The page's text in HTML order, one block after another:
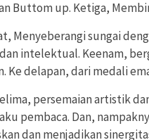
Buttom up. Ketiga,
Menyeberangi sungai
intelektual. Keenam,
Ke delapan, dari medali
persemaian artistik
pembaca. Dan,
dan menjadikan